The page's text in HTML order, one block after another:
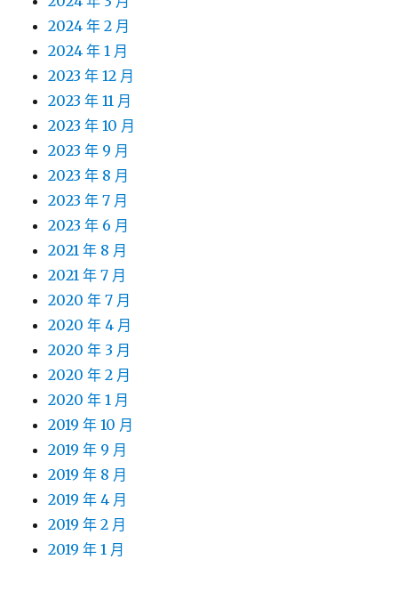
2024 年 2 月
2024 年 1 月
2023 年 12 月
2023 年 11 月
2023 年 10 月
2023 年 9 月
2023 年 8 月
2023 年 7 月
2023 年 6 月
2021 年 8 月
2021 年 7 月
2020 年 7 月
2020 年 4 月
2020 年 3 月
2020 年 2 月
2020 年 1 月
2019 年 10 月
2019 年 9 月
2019 年 8 月
2019 年 4 月
2019 年 2 月
2019 年 1 月